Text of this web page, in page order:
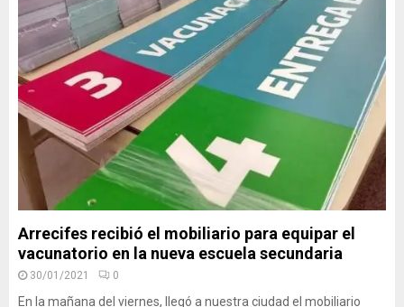
Arrecifes recibió el mobiliario para equipar el
vacunatorio en la nueva escuela secundaria
30/01/2021 0
En la mañana del viernes, llegó a nuestra ciudad el mobiliario